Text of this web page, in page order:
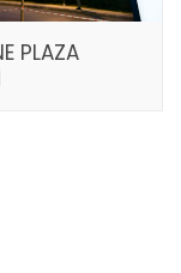
PLAZA